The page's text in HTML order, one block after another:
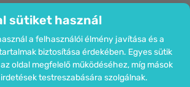
sütiket használ
a felhasználói élmény javítása és a
biztosítása érdekében. Egyes sütik
oldal megfelelő működéséhez, míg mások
testreszabására szolgálnak.